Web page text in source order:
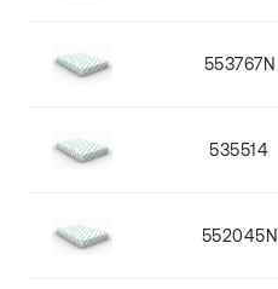
553767N
535514
552045N